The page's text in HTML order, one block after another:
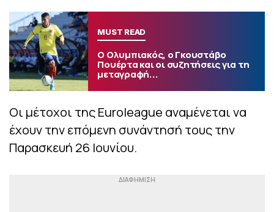
MUST READ
Ο Ολυμπιακός, ο Γκουστάβο
Πουέρτα και οι συζητήσεις για τη
μεταγραφή...
Οι μέτοχοι της Euroleague αναμένεται να
έχουν την επόμενη συνάντησή τους την
Παρασκευή 26 Ιουνίου.